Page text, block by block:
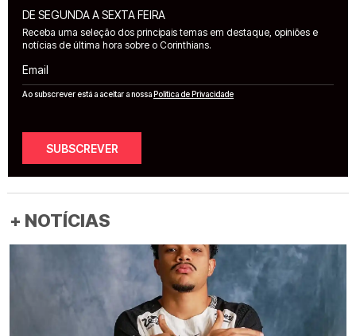
DE SEGUNDA A SEXTA FEIRA
Receba uma seleção dos principais temas em destaque, opiniões e
notícias de última hora sobre o Corinthians.
Email
Ao subscrever está a aceitar a nossaPolítica de Privacidade
SUBSCREVER
+ NOTÍCIAS